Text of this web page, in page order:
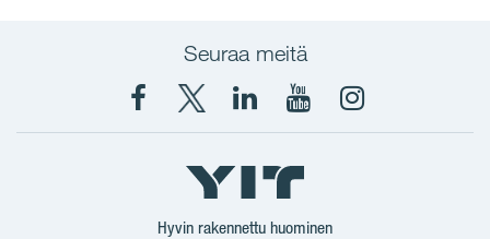
Seuraa meitä
Facebook
X
YIT
Suomi
YIT
Corporation
YIT
Corporation
Instagram
Hyvin rakennettu huominen